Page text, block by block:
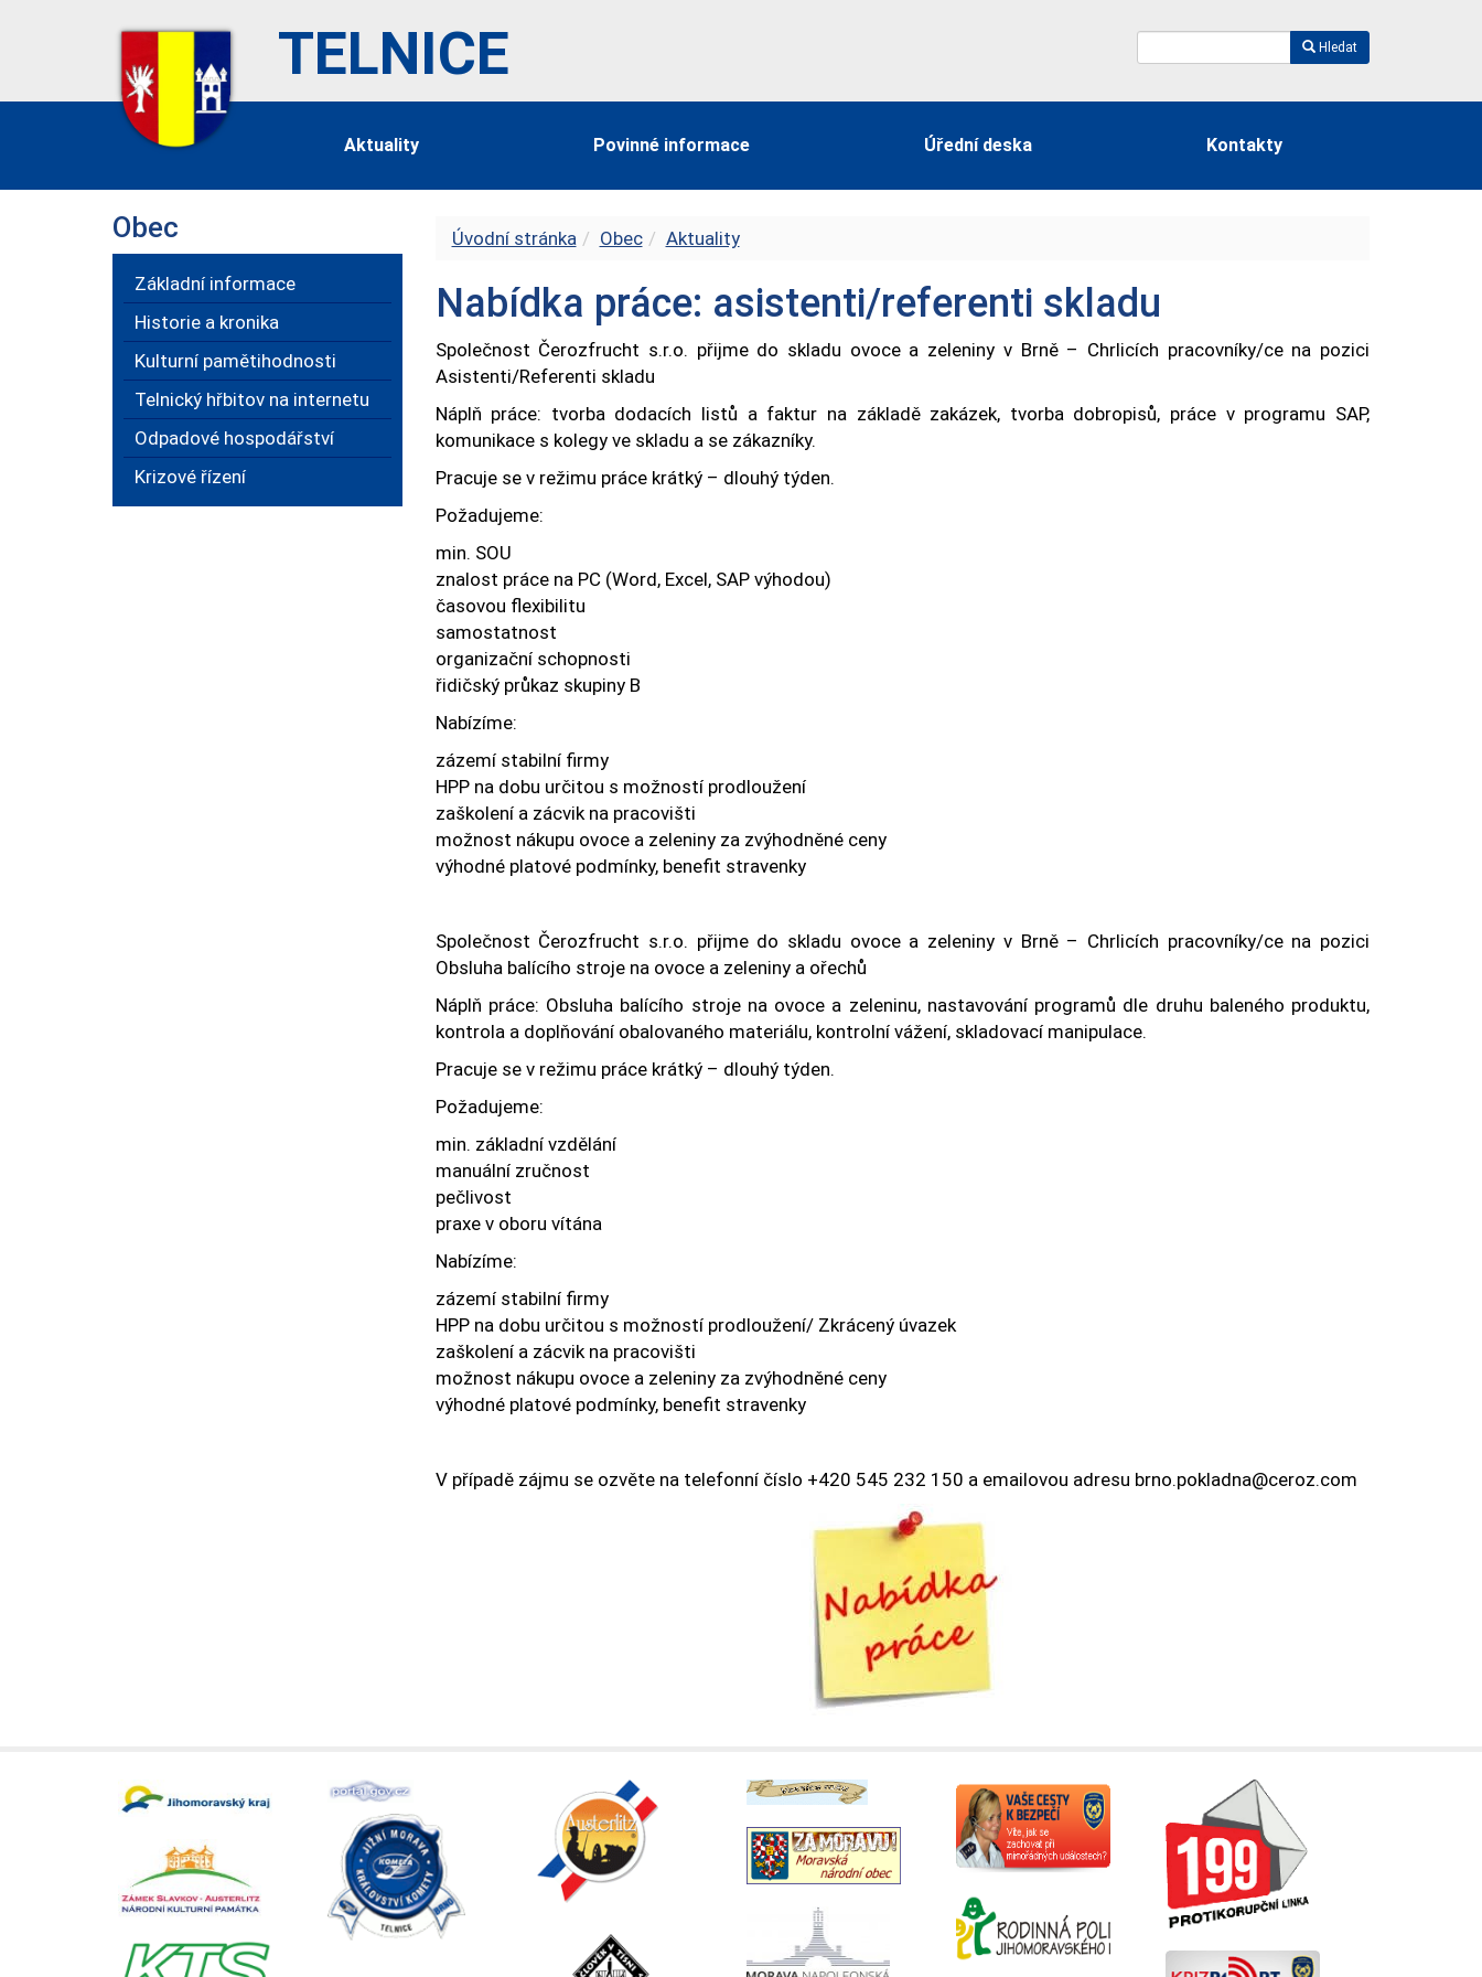
TELNICE Hledat
Aktuality Povinné informace Úřední deska Kontakty
Obec
Základní informace
Historie a kronika
Kulturní pamětihodnosti
Telnický hřbitov na internetu
Odpadové hospodářství
Krizové řízení
Úvodní stránka Obec Aktuality
Nabídka práce: asistenti/referenti skladu
Společnost Čerozfrucht s.r.o. přijme do skladu ovoce a zeleniny v Brně – Chrlicích pracovníky/ce na pozici
Asistenti/Referenti skladu
Náplň práce: tvorba dodacích listů a faktur na základě zakázek, tvorba dobropisů, práce v programu SAP,
komunikace s kolegy ve skladu a se zákazníky.
Pracuje se v režimu práce krátký – dlouhý týden.
Požadujeme:
min. SOU
znalost práce na PC (Word, Excel, SAP výhodou)
časovou flexibilitu
samostatnost
organizační schopnosti
řidičský průkaz skupiny B
Nabízíme:
zázemí stabilní firmy
HPP na dobu určitou s možností prodloužení
zaškolení a zácvik na pracovišti
možnost nákupu ovoce a zeleniny za zvýhodněné ceny
výhodné platové podmínky, benefit stravenky
Společnost Čerozfrucht s.r.o. přijme do skladu ovoce a zeleniny v Brně – Chrlicích pracovníky/ce na pozici
Obsluha balícího stroje na ovoce a zeleniny a ořechů
Náplň práce: Obsluha balícího stroje na ovoce a zeleninu, nastavování programů dle druhu baleného produktu,
kontrola a doplňování obalovaného materiálu, kontrolní vážení, skladovací manipulace.
Pracuje se v režimu práce krátký – dlouhý týden.
Požadujeme:
min. základní vzdělání
manuální zručnost
pečlivost
praxe v oboru vítána
Nabízíme:
zázemí stabilní firmy
HPP na dobu určitou s možností prodloužení/ Zkrácený úvazek
zaškolení a zácvik na pracovišti
možnost nákupu ovoce a zeleniny za zvýhodněné ceny
výhodné platové podmínky, benefit stravenky
V případě zájmu se ozvěte na telefonní číslo +420 545 232 150 a emailovou adresu brno.pokladna@ceroz.com